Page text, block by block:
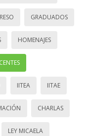
GRADUADOS
HOMENAJES
IITEA IITAE
CHARLAS
LEY MICAELA